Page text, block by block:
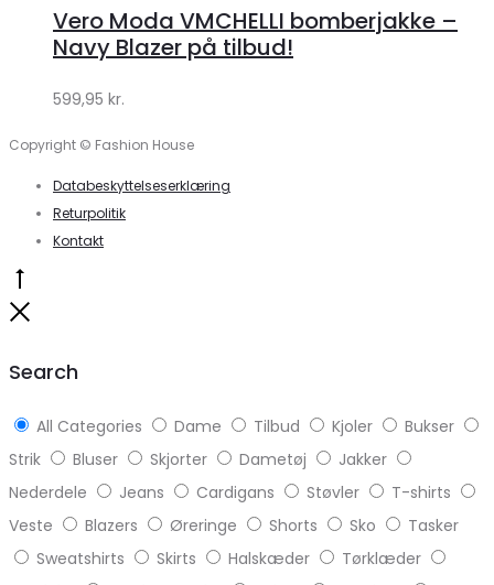
Klædeskabet.dk
Vero Moda VMCHELLI bomberjakke –
Navy Blazer på tilbud!
599,95 kr.
Copyright © Fashion House
Databeskyttelseserklæring
Returpolitik
Kontakt
Search
All Categories Dame Tilbud Kjoler
Bukser
Strik
Bluser Skjorter Dametøj
Jakker
Nederdele
Jeans Cardigans Støvler
T-shirts
Veste
Blazers Øreringe Shorts Sko
Tasker
Sweatshirts
Skirts Halskæder
Tørklæder